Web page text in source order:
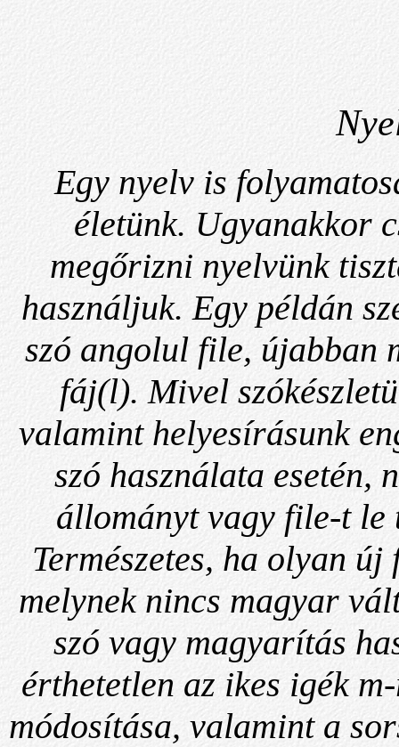
Egy nyelv is
életünk. Ugyanakkor
megőrizni nyelvünk
használjuk. Egy példán
szó angolul file, újabban
fáj(l). Mivel
valamint helyesírásunk
szó használata esetén,
állományt vagy file-t
Természetes, ha olyan
melynek nincs magyar
szó vagy magyarítás
érthetetlen az ikes igék
módosítása, valamint a